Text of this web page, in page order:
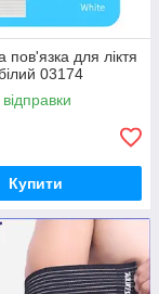
пов'язка для ліктя
03174
Купити